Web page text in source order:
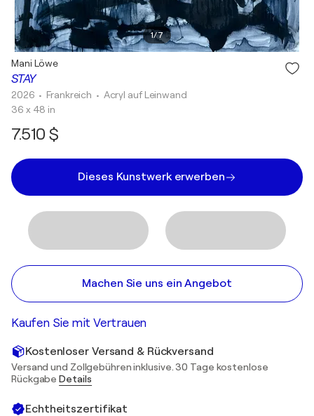
1/7
STAY
Mani Löwe
2026 • Frankreich • Acryl auf Leinwand
36 x 48 in
7.510 $
Dieses Kunstwerk erwerben
Machen Sie uns ein Angebot
Kaufen Sie mit Vertrauen
Kostenloser Versand & Rückversand
Versand und Zollgebühren inklusive. 30 Tage kostenlose
RückgabeDetails
Echtheitszertifikat